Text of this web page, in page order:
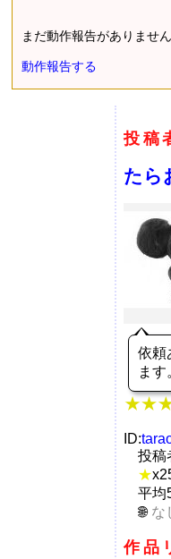
まだ動作報告がありませ
動作報告する
投稿
たら
依頼
ま
ID:
投稿
★x
平均
な
作品